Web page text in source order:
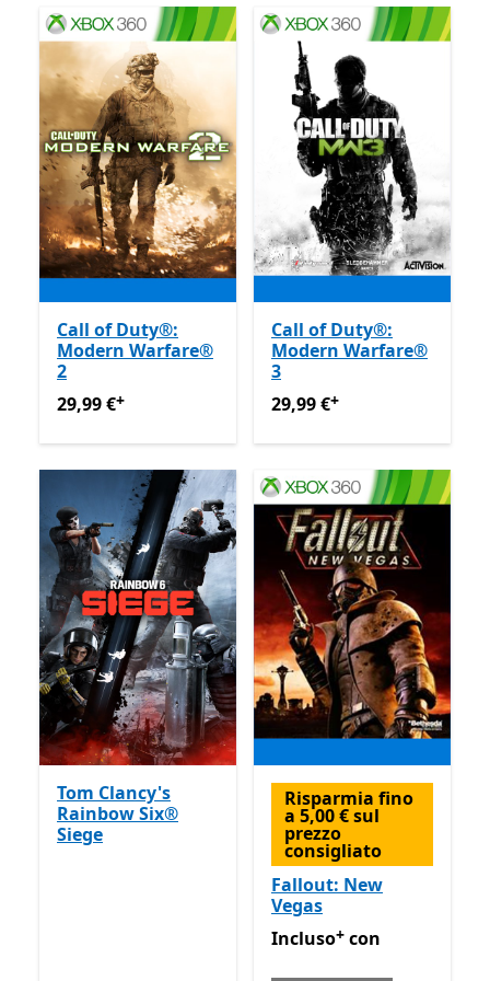
Call of Duty®:
Modern Warfare®
2
29,99 €Offre acquisti in-app
29,99 €+
Call of Duty®:
Modern Warfare®
3
29,99 €Offre acquisti in-
29,99 €+
Tom Clancy's
Rainbow Six®
Siege
Risparmia fino
a 5,00 € sul
prezzo
consigliato
Fallout: New
Vegas
Incluso con Game Pass
Incluso+ con